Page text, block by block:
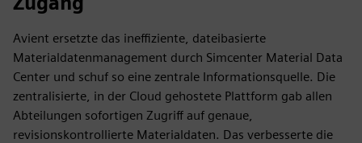
Avient ersetzte das ineffiziente, dateibasierte
Materialdatenmanagement durch Simcenter Material Data
Center und schuf so eine zentrale Informationsquelle. Die
zentralisierte, in der Cloud gehostete Plattform gab allen
Abteilungen sofortigen Zugriff auf genaue,
revisionskontrollierte Materialdaten. Das verbesserte die